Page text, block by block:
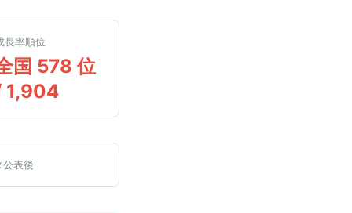
長率順位
国 578 位
1,904
公表後